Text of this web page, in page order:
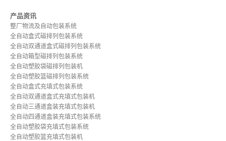
产品资讯
整厂物流及自动包装系统
全自动盒式磁排列包装系统
全自动双通道盒式磁排列包装系统
全自动箱型磁排列包装系统
全自动塑胶袋磁排列包装机
全自动塑胶篮磁排列包装系统
全自动盒式充填式包装系统
全自动双通道盒式充填式包装机
全自动三通道盒装充填式包装机
全自动四通道盒装充填式包装系统
全自动塑胶袋充填式包装系统
全自动塑胶篮充填式包装机